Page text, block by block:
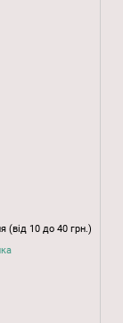
(від 10 до 40 грн.)